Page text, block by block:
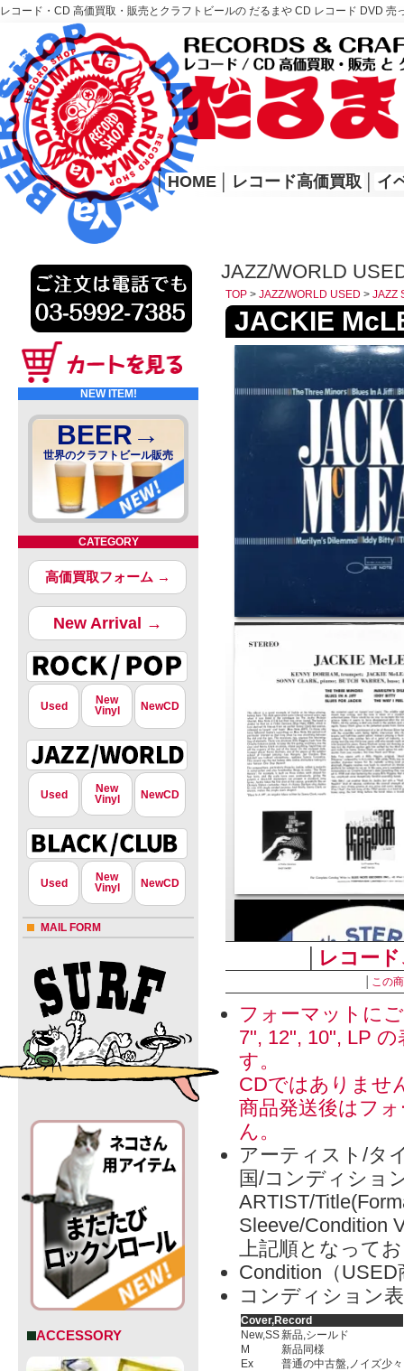
レコード・CD 高価買取・販売とクラフトビールの だるまや CD レコード DVD
レコード高価買取はこちら
HOME
│ HOME レコード高価買取 イ
NEW ITEM!
BEER→
世界のクラフトビール販売
CATEGORY
高価買取フォーム →
New Arrival →
Used
New
Vinyl
NewCD
Used
New
Vinyl
NewCD
Used
New
Vinyl
NewCD
MAIL FORM
ACCESSORY
JAZZ/WORLD
TOP > JAZZ/WORLD USED > JAZZ
JACKIE
レコー
この
フォーマットに
7", 12", 10", LP
す。
CDではありませ
商品発送後はフ
ん。
アーティスト/タ
国/コンディショ
ARTIST/
Sleeve/Condition
上記順となって
Condition（
コンディション
Cover,Record
New,SS新品,シールド
M
新品同様
Ex
普通の中古盤,ノイズ少々